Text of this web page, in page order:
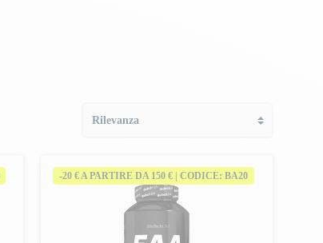
-20 € A PARTIRE DA 150 € | CODICE: BA20